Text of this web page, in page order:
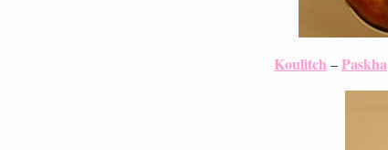
Koulitch–Paskha